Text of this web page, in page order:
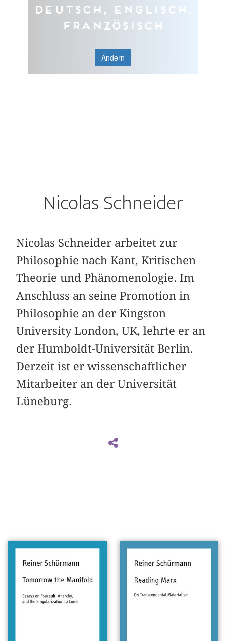
Deutsch, Englisch,
Französisch
Ändern
Nicolas Schneider
Nicolas Schneider arbeitet zur
Philosophie nach Kant, Kritischen
Theorie und Phänomenologie. Im
Anschluss an seine Promotion in
Philosophie an der Kingston
University London, UK, lehrte er an
der Humboldt-Universität Berlin.
Derzeit ist er wissenschaftlicher
Mitarbeiter an der Universität
Lüneburg.